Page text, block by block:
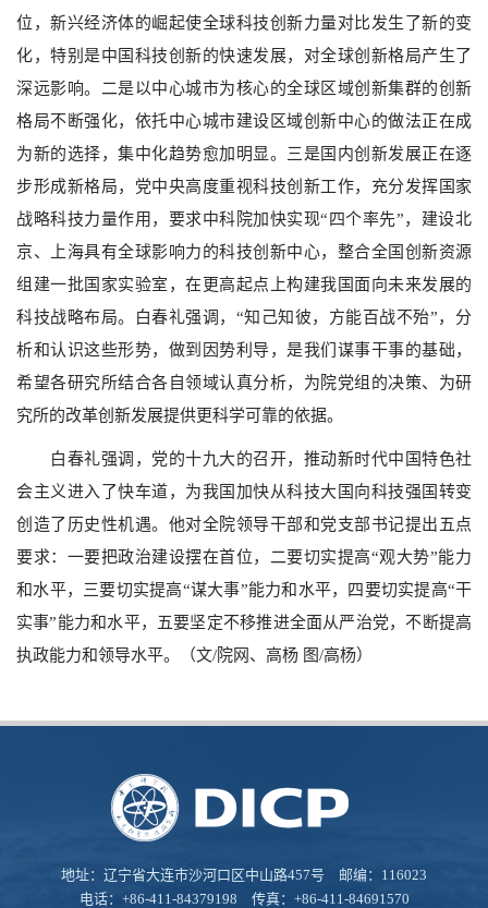
位，新兴经济体的崛起使全球科技创新力量对比发生了新的变
化，特别是中国科技创新的快速发展，对全球创新格局产生了
深远影响。二是以中心城市为核心的全球区域创新集群的创新
格局不断强化，依托中心城市建设区域创新中心的做法正在成
为新的选择，集中化趋势愈加明显。三是国内创新发展正在逐
步形成新格局，党中央高度重视科技创新工作，充分发挥国家
战略科技力量作用，要求中科院加快实现“四个率先”，建设北
京、上海具有全球影响力的科技创新中心，整合全国创新资源
组建一批国家实验室，在更高起点上构建我国面向未来发展的
科技战略布局。白春礼强调，“知己知彼，方能百战不殆”，分
析和认识这些形势，做到因势利导，是我们谋事干事的基础，
希望各研究所结合各自领域认真分析，为院党组的决策、为研
究所的改革创新发展提供更科学可靠的依据。
白春礼强调，党的十九大的召开，推动新时代中国特色社
会主义进入了快车道，为我国加快从科技大国向科技强国转变
创造了历史性机遇。他对全院领导干部和党支部书记提出五点
要求：一要把政治建设摆在首位，二要切实提高“观大势”能力
和水平，三要切实提高“谋大事”能力和水平，四要切实提高“干
实事”能力和水平，五要坚定不移推进全面从严治党，不断提高
执政能力和领导水平。
（文/院网、高杨 图/高杨）
地址：辽宁省大连市沙河口区中山路457号 邮编：116023
电话：+86-411-84379198 传真：+86-411-84691570